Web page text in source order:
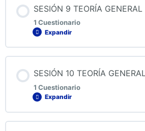
QUIZ 8 TEORÍA GENERAL DEL
SESIÓN 9 TEORÍA
1 Cuestionario
Expandir
QUIZ 9 TEORÍA GENERAL DEL
SESIÓN 10 TEORÍA
1 Cuestionario
Expandir